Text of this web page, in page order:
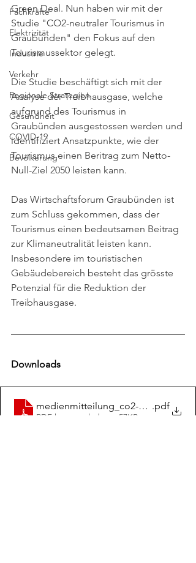
Fachkräfte
Elektrizität
Industrie
Verkehr
Regionale Strategien
Gesundheit
COVID-19
Bevölkerung
Green Deal. Nun haben wir mit der
Studie "CO2-neutraler Tourismus in
Graubünden" den Fokus auf den
Tourismussektor gelegt.
Die Studie beschäftigt sich mit der
Analyse der Treibhausgase, welche
aufgrund des Tourismus in
Graubünden ausgestossen werden und
identifiziert Ansatzpunkte, wie der
Tourismus einen Beritrag zum Netto-
Null-Ziel 2050 leisten kann.
Das Wirtschaftsforum Graubünden ist
zum Schluss gekommen, dass der
Tourismus einen bedeutsamen Beitrag
zur Klimaneutralität leisten kann.
Insbesondere im touristischen
Gebäudebereich besteht das grösste
Potenzial für die Reduktion der
Treibhausgase.
Downloads
medienmitteilung_co2-neutraler-
.pdf
PDF herunterladen • 57KB